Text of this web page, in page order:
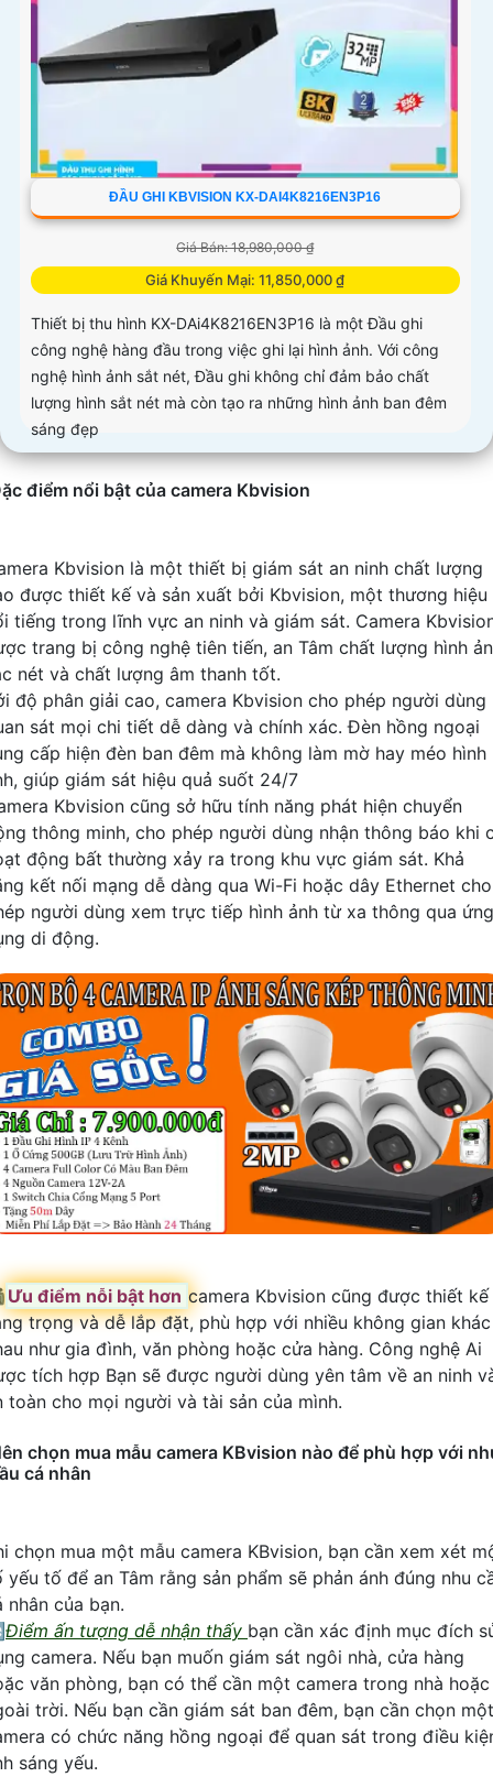
ĐẦU GHI KBVISION KX-DAI4K8216EN3P16
Giá Bán: 18,980,000 ₫
Giá Khuyến Mại: 11,850,000 ₫
Thiết bị thu hình KX-DAi4K8216EN3P16 là một Đầu ghi
công nghệ hàng đầu trong việc ghi lại hình ảnh. Với công
nghệ hình ảnh sắt nét, Đầu ghi không chỉ đảm bảo chất
lượng hình sắt nét mà còn tạo ra những hình ảnh ban đêm
sáng đẹp
điểm nổi bật của camera Kbvision
Kbvision là một thiết bị giám sát an ninh chất lượng
được thiết kế và sản xuất bởi Kbvision, một thương hiệu
tiếng trong lĩnh vực an ninh và giám sát. Camera
trang bị công nghệ tiên tiến, an Tâm chất lượng hình
nét và chất lượng âm thanh tốt.
độ phân giải cao, camera Kbvision cho phép người dùng
sát mọi chi tiết dễ dàng và chính xác. Đèn hồng ngoại
cấp hiện đèn ban đêm mà không làm mờ hay méo hình
giúp giám sát hiệu quả suốt 24/7
Kbvision cũng sở hữu tính năng phát hiện chuyển
thông minh, cho phép người dùng nhận thông báo khi
động bất thường xảy ra trong khu vực giám sát. Khả
kết nối mạng dễ dàng qua Wi-Fi hoặc dây Ethernet cho
người dùng xem trực tiếp hình ảnh từ xa thông qua ứng
di động.
Ưu điểm nỗi bật hơn camera Kbvision cũng được thiết kế
trọng và dễ lắp đặt, phù hợp với nhiều không gian khác
như gia đình, văn phòng hoặc cửa hàng. Công nghệ Ai
tích hợp Bạn sẽ được người dùng yên tâm về an ninh
toàn cho mọi người và tài sản của mình.
chọn mua mẫu camera KBvision nào để phù hợp với
cá nhân
chọn mua một mẫu camera KBvision, bạn cần xem xét
yếu tố để an Tâm rằng sản phẩm sẽ phản ánh đúng nhu
nhân của bạn.
Điểm ấn tượng dễ nhận thấy bạn cần xác định mục đích
camera. Nếu bạn muốn giám sát ngôi nhà, cửa hàng
văn phòng, bạn có thể cần một camera trong nhà hoặc
trời. Nếu bạn cần giám sát ban đêm, bạn cần chọn một
có chức năng hồng ngoại để quan sát trong điều
sáng yếu.